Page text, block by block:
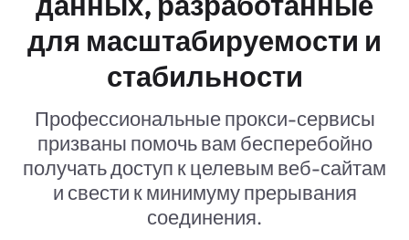
для масштабируемости и
стабильности
Профессиональные прокси-сервисы
призваны помочь вам бесперебойно
получать доступ к целевым веб-сайтам
и свести к минимуму прерывания
соединения.